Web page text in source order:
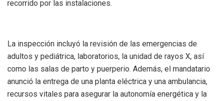
recorrido por las instalaciones.
La inspección incluyó la revisión de las emergencias de
adultos y pediátrica, laboratorios, la unidad de rayos X, así
como las salas de parto y puerperio. Además, el mandatario
anunció la entrega de una planta eléctrica y una ambulancia,
recursos vitales para asegurar la autonomía energética y la